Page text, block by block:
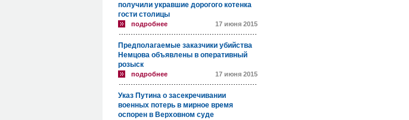
получили укравшие дорогого котенка
гости столицы
подробнее 17 июня 2015
Предполагаемые заказчики убийства
Немцова объявлены в оперативный
розыск
подробнее 17 июня 2015
Указ Путина о засекречивании
военных потерь в мирное время
оспорен в Верховном суде